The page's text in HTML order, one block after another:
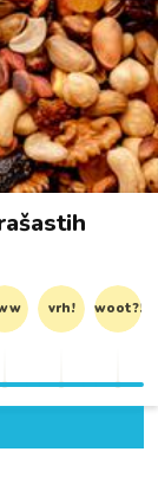
vrh! woot?!